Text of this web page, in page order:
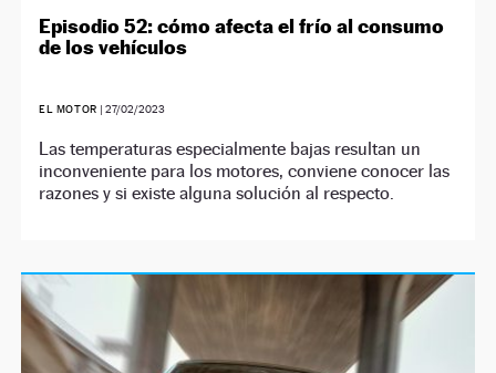
Episodio 52: cómo afecta el frío al consumo
de los vehículos
EL MOTOR | 27/02/2023
Las temperaturas especialmente bajas resultan un
inconveniente para los motores, conviene conocer las
razones y si existe alguna solución al respecto.